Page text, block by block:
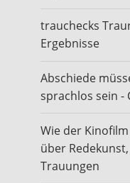
trauchecks
Ergebnisse
Abschiede
sprachlos sein -
Wie der
über
Trauungen